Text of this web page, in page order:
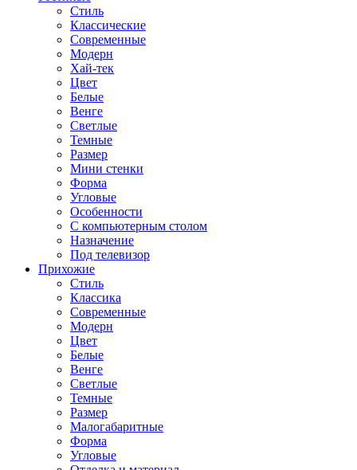
Стиль
Классические
Современные
Модерн
Хай-тек
Цвет
Белые
Венге
Светлые
Темные
Размер
Мини стенки
Форма
Угловые
Особенности
С компьютерным столом
Назначение
Под телевизор
Прихожие
Стиль
Классика
Современные
Модерн
Цвет
Белые
Венге
Светлые
Темные
Размер
Малогабаритные
Форма
Угловые